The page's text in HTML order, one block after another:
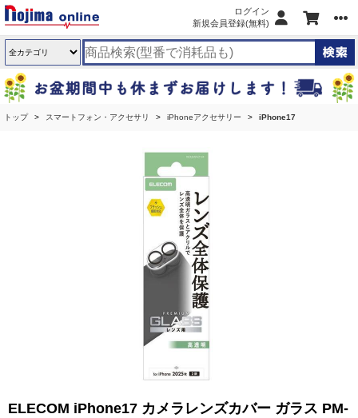
ログイン
新規会員登録(無料)
トップ スマートフォン・アクセサリ iPhoneアクセサリー iPhone17
ELECOM iPhone17 カメラレンズカバー ガラス PM-